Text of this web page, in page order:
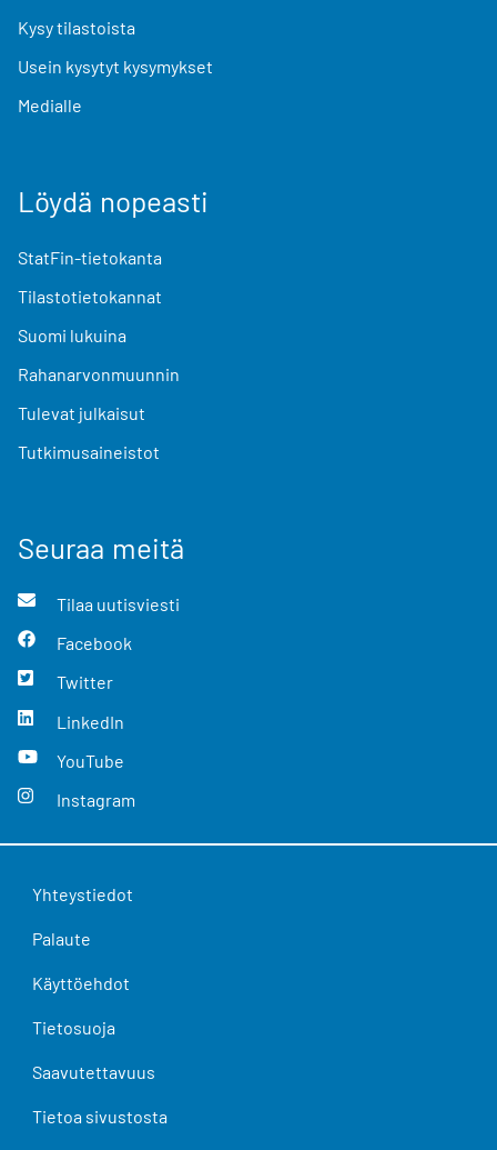
Kysy tilastoista
Usein kysytyt kysymykset
Medialle
Löydä nopeasti
StatFin-tietokanta
Tilastotietokannat
Suomi lukuina
Rahanarvonmuunnin
Tulevat julkaisut
Tutkimusaineistot
Seuraa meitä
Tilaa uutisviesti
Facebook
Twitter
LinkedIn
YouTube
Instagram
Yhteystiedot
Palaute
Käyttöehdot
Tietosuoja
Saavutettavuus
Tietoa sivustosta